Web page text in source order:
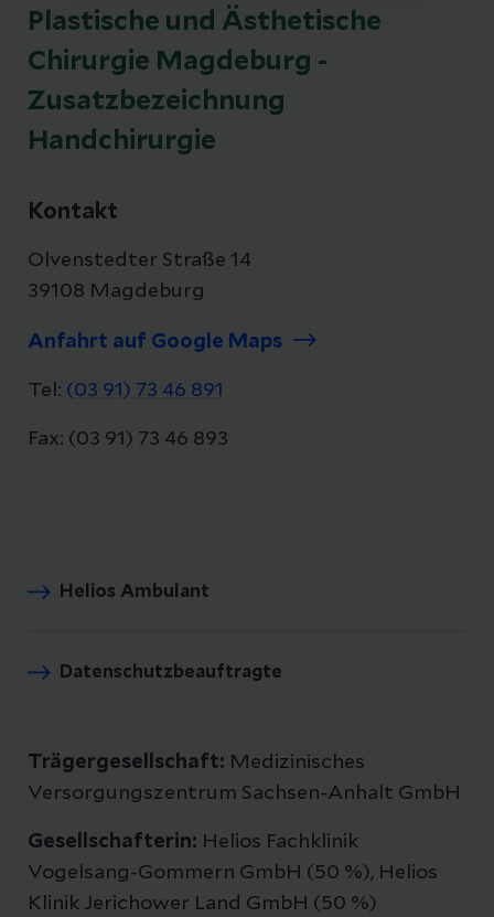
Plastische und Ästhetische
Chirurgie Magdeburg -
Zusatzbezeichnung
Handchirurgie
Kontakt
Olvenstedter Straße 14
39108 Magdeburg
Anfahrt auf Google Maps
Tel: (03 91) 73 46 891
Fax: (03 91) 73 46 893
Helios Ambulant
Datenschutzbeauftragte
Trägergesellschaft: Medizinisches
Versorgungszentrum Sachsen-Anhalt GmbH
Gesellschafterin: Helios Fachklinik
Vogelsang-Gommern GmbH (50 %), Helios
Klinik Jerichower Land GmbH (50 %)